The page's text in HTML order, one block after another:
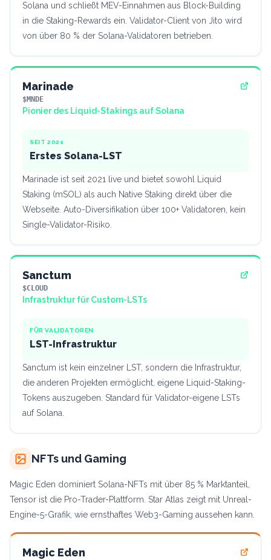
Solana und schließt MEV-Einnahmen aus Block-Building
in die Staking-Rewards ein. Validator-Client von Jito wird
von über 80 % der Solana-Validatoren betrieben.
Marinade
$MNDE
Pionier des Liquid-Stakings auf Solana
SEIT 2021
Erstes Solana-LST
Marinade ist seit 2021 live und bietet sowohl Liquid
Staking (mSOL) als auch Native Staking direkt über die
Webseite. Auto-Diversifikation über 100+ Validatoren, kein
Single-Validator-Risiko.
Sanctum
$CLOUD
Infrastruktur für Custom-LSTs
FÜR VALIDATOREN
LST-Infrastruktur
Sanctum ist kein einzelner LST, sondern die Infrastruktur,
die anderen Projekten ermöglicht, eigene Liquid-Staking-
Tokens auszugeben. Standard für Validator-eigene LSTs
auf Solana.
NFTs und Gaming
Magic Eden dominiert Solana-NFTs mit über 85 % Marktanteil,
Tensor ist die Pro-Trader-Plattform. Star Atlas zeigt mit Unreal-
Engine-5-Grafik, wie ernsthaftes Web3-Gaming aussehen kann.
Magic Eden